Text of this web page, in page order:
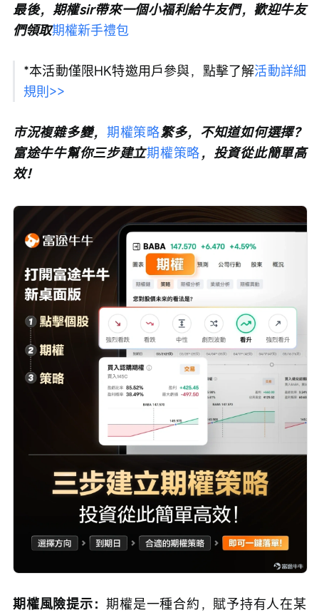
最後，期權sir帶來一個小福利給牛友們，歡迎牛友
們領取期權新手禮包
*本活動僅限HK特邀用戶參與，點擊了解活動詳細
規則>>
市況複雜多變， 期權策略繁多，不知道如何選擇？
富途牛牛幫你三步建立期權策略，投資從此簡單高
效！
期權風險提示：期權是一種合約，賦予持有人在某